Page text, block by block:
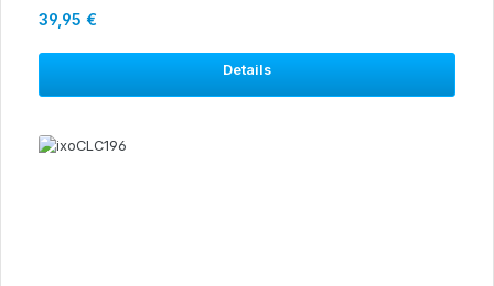
Regulärer Preis:
39,95 €
Details